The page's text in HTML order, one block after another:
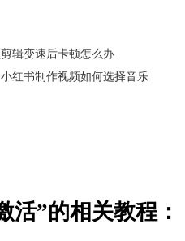
到激活码，可以致电“400-999-
开会声会影官网在购买页点击“点
所示页面，输入邮箱地址，点
辑变速后卡顿怎么办
红书制作视频如何选择音乐
活”的相关教程：